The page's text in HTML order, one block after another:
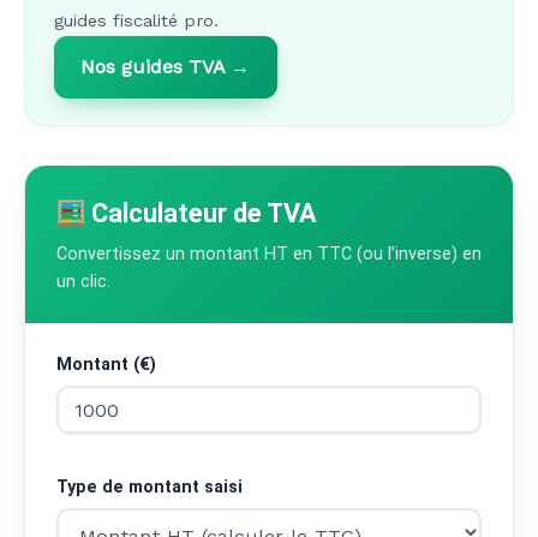
guides fiscalité pro.
Nos guides TVA →
Calculateur de TVA
Convertissez un montant HT en TTC (ou l’inverse) en
un clic.
Montant (€)
Type de montant saisi